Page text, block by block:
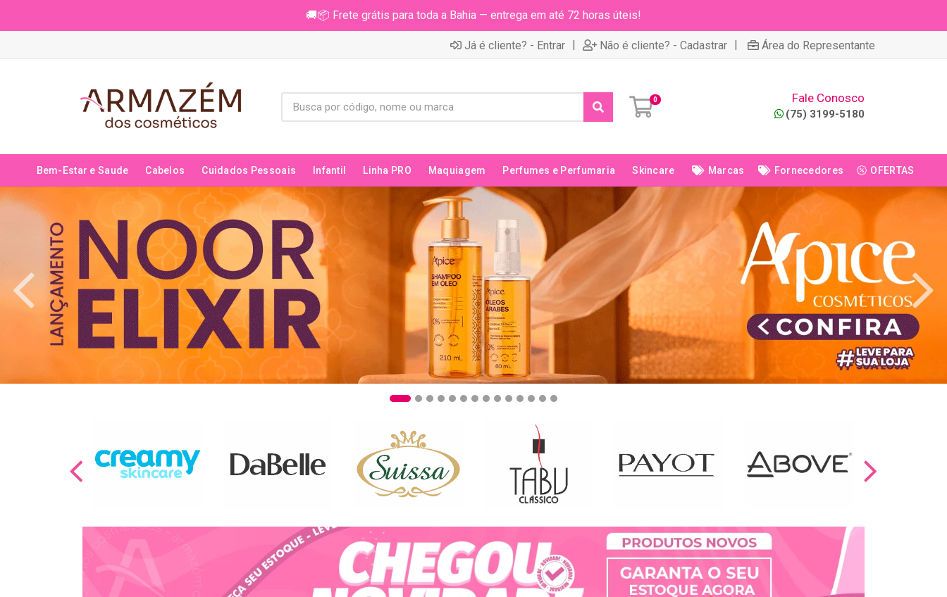
🚚📦 Frete grátis para toda a Bahia — entrega em até 72 horas úteis!
Já é cliente? - Entrar | Não é cliente? - Cadastrar | Área do Representante
0 Fale Conosco
(75) 3199-5180
Bem-Estar e Saude Cabelos Cuidados Pessoais Infantil Linha PRO Maquiagem Perfumes e Perfumaria Skincare Marcas Fornecedores OFERTAS